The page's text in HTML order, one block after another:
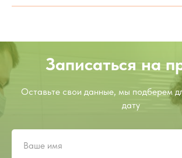
Записаться на
Оставьте свои данные, мы подберем
дату